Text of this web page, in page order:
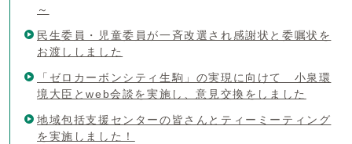
～
民生委員・児童委員が一斉改選され感謝状と委嘱状を
お渡ししました
「ゼロカーボンシティ生駒」の実現に向けて 小泉環
境大臣とweb会談を実施し、意見交換をしました
地域包括支援センターの皆さんとティーミーティング
を実施しました！